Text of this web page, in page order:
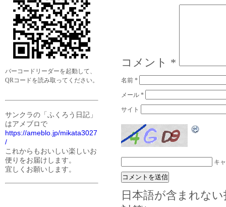
バーコードリーダーを起動して、
QRコードを読み取ってください。
サンクラの「ふくろう日記」
はアメブロで
https://ameblo.jp/mikata3027
/
これからもおいしい楽しいお
便りをお届けします。
宜しくお願いします。
コメント *
名前 *
メール *
サイト
キ
日本語が含まれな